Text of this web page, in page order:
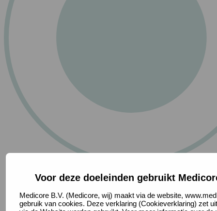
Voor deze doeleinden gebruikt
Medicore B.V. (Medicore, wij) maakt via de website,
gebruik van cookies. Deze verklaring (Cookieverklaring) zet